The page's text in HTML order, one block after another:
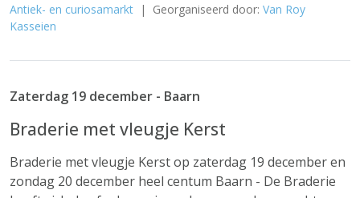
Antiek- en curiosamarkt | Georganiseerd door: Van Roy
Kasseien
Zaterdag 19 december - Baarn
Braderie met vleugje Kerst
Braderie met vleugje Kerst op zaterdag 19 december en
zondag 20 december heel centum Baarn - De Braderie